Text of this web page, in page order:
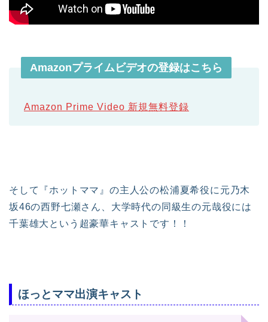
Amazonプライムビデオの登録はこちら
Amazon Prime Video 新規無料登録
そして『ホットママ』の主人公の松浦夏希役に元乃木
坂46の西野七瀬さん、大学時代の同級生の元哉役には
千葉雄大という超豪華キャストです！！
ほっとママ出演キャスト